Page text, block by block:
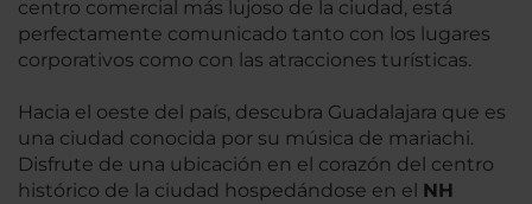
centro comercial más lujoso de la ciudad, está
perfectamente comunicado tanto con los lugares
corporativos como con las atracciones turísticas.
Hacia el oeste del país, descubra Guadalajara que es
una ciudad conocida por su música de mariachi.
Disfrute de una ubicación en el corazón del centro
histórico de la ciudad hospedándose en el NH